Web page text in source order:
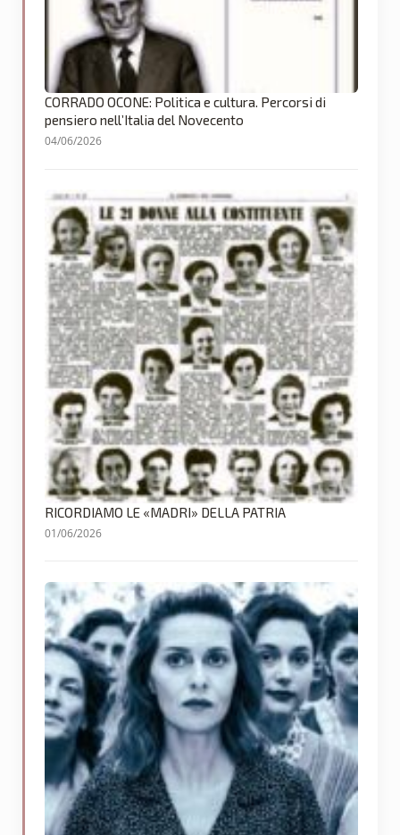
CORRADO OCONE: Politica e cultura. Percorsi di
pensiero nell’Italia del Novecento
04/06/2026
RICORDIAMO LE «MADRI» DELLA PATRIA
01/06/2026